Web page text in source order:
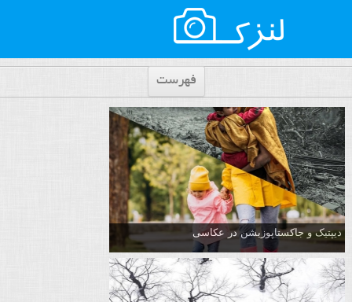
فهرست
دیپتیک و جاکستا‌پوزیشن در عکاسی